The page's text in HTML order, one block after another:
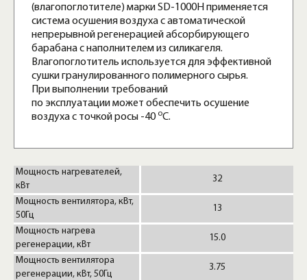
(влагопоглотителе) марки SD-1000H применяется
система осушения воздуха с автоматической
непрерывной регенерацией абсорбирующего
барабана с наполнителем из силикагеля.
Влагопоглотитель используется для эффективной
сушки гранулированного полимерного сырья.
При выполнении требований
по эксплуатации может обеспечить осушение
воздуха с точкой росы -40 оС.
Мощность нагревателей,
кВт
32
Мощность вентилятора, кВт,
50Гц
13
Мощность нагрева
регенерации, кВт
15.0
Мощность вентилятора
регенерации, кВт, 50Гц
3.75